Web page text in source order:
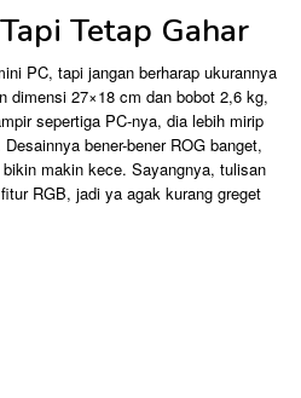
Tetap Gahar
PC, tapi jangan berharap ukurannya
dimensi 27×18 cm dan bobot 2,6 kg,
sepertiga PC-nya, dia lebih mirip
bener-bener ROG banget,
makin kece. Sayangnya, tulisan
RGB, jadi ya agak kurang greget